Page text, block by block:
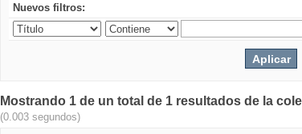
Nuevos filtros:
Mostrando 1 de un total de 1 resultados de la
(0.003 segundos)